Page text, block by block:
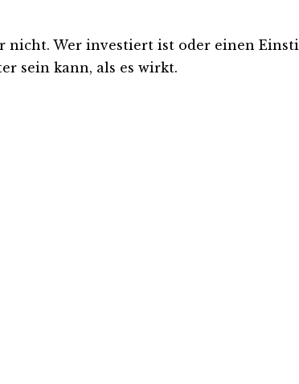
Wer investiert ist oder einen
sein kann, als es wirkt.